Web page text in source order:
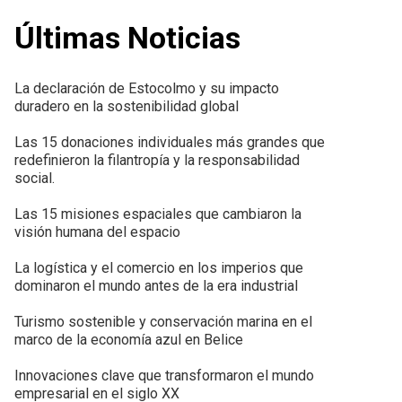
Últimas Noticias
La declaración de Estocolmo y su impacto
duradero en la sostenibilidad global
Las 15 donaciones individuales más grandes que
redefinieron la filantropía y la responsabilidad
social.
Las 15 misiones espaciales que cambiaron la
visión humana del espacio
La logística y el comercio en los imperios que
dominaron el mundo antes de la era industrial
Turismo sostenible y conservación marina en el
marco de la economía azul en Belice
Innovaciones clave que transformaron el mundo
empresarial en el siglo XX